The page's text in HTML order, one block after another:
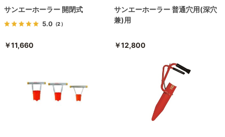
サンエーホーラー 開閉式
5.0 （2）
￥11,660
サンエーホーラー 普通穴用(深穴
兼)用
￥12,800